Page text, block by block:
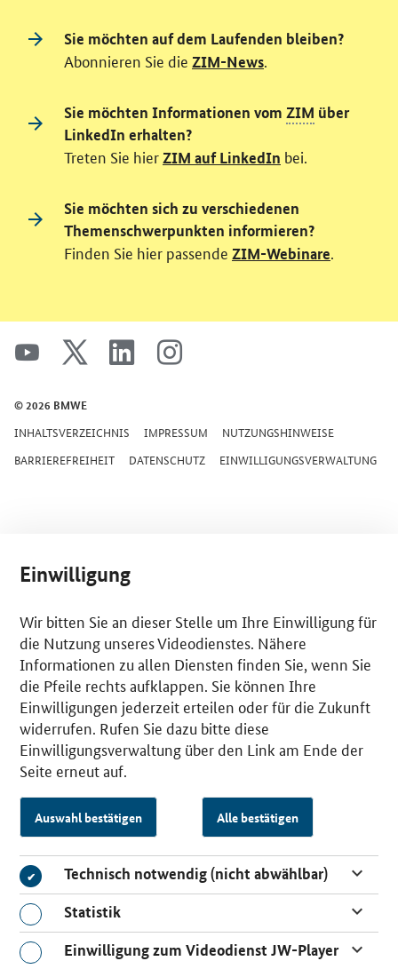
Sie möchten auf dem Laufenden bleiben?
Abonnieren Sie die ZIM-News.
Sie möchten Informationen vom ZIM über
LinkedIn erhalten?
Treten Sie hierZIM auf LinkedIn bei.
Sie möchten sich zu verschiedenen
Themenschwerpunkten informieren?
Finden Sie hier passende ZIM-Webinare.
SrOnlyServicemenü
youtube linkedin instagram
© 2026 BMWE
INHALTSVERZEICHNIS IMPRESSUM
NUTZUNGSHINWEISE
BARRIEREFREIHEIT
DATENSCHUTZ EINWILLIGUNGSVERWALTUNG
Einwilligung
Wir bitten Sie an dieser Stelle um Ihre Einwilligung für
die Nutzung unseres Videodienstes. Nähere
Informationen zu allen Diensten finden Sie, wenn Sie
die Pfeile rechts aufklappen. Sie können Ihre
Einwilligungen jederzeit erteilen oder für die Zukunft
widerrufen. Rufen Sie dazu bitte diese
Einwilligungsverwaltung über den Link am Ende der
Seite erneut auf.
Auswahl bestätigen Alle bestätigen
Technisch notwendig (nicht abwählbar)
Technisch notwendig (nicht abwählbar)
Statistik
Statistik
Einwilligung zum Videodienst JW-Player
Einwilligung zum Videodienst JW-Player